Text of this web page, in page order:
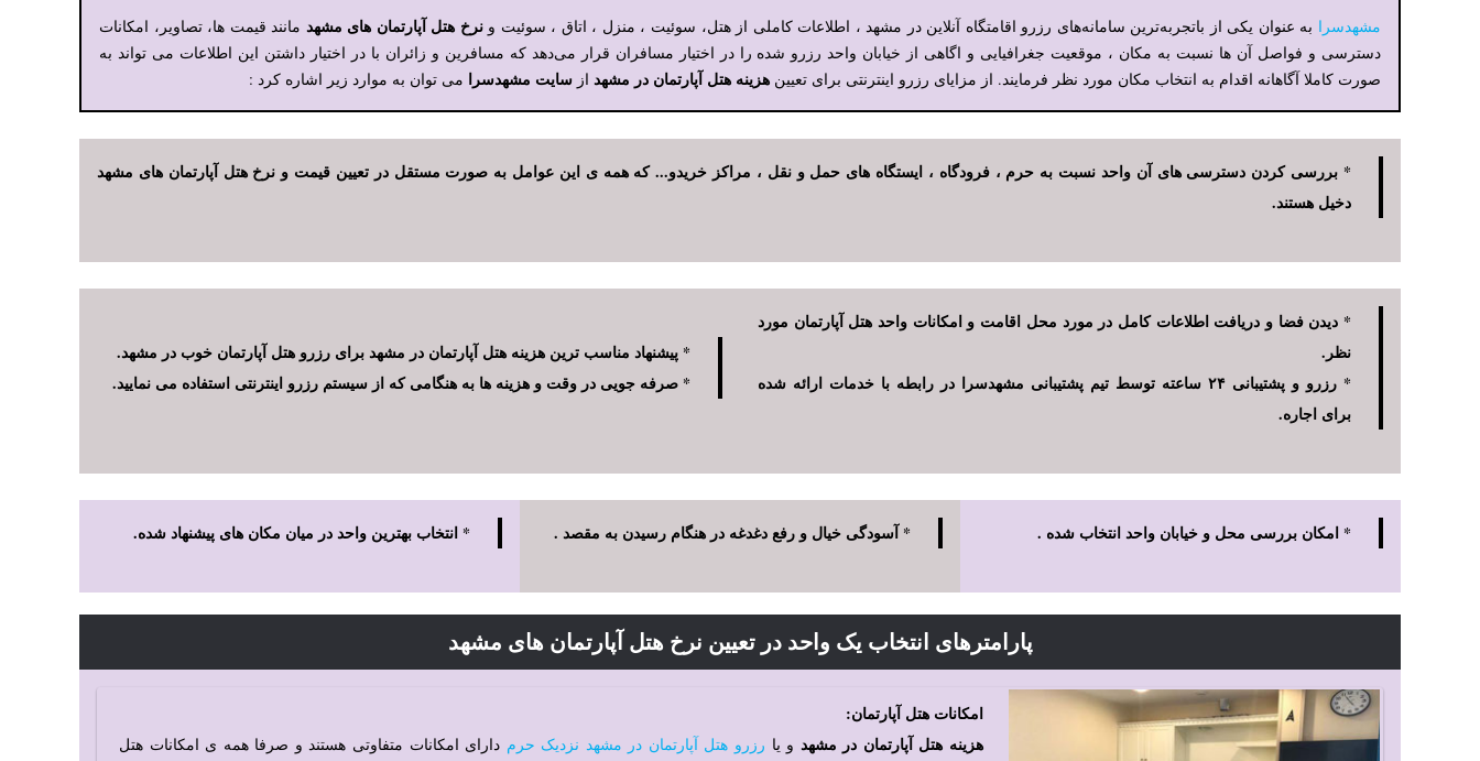
مشهدسرا به عنوان یکی از باتجربه‌ترین سامانه‌های رزرو اقامتگاه آنلاین در مشهد ، اطلاعات کاملی از هتل، سوئیت ، منزل ، اتاق ، سوئیت ونرخ هتل آپارتمان های مشهد مانند قیمت ها، تصاویر، امکانات
دسترسی و فواصل آن ها نسبت به مکان ، موقعیت جغرافیایی و اگاهی از خیابان واحد رزرو شده را در اختیار مسافران قرار می‌دهد که مسافرین و زائران با در اختیار داشتن این اطلاعات می تواند به
صورت کاملا آگاهانه اقدام به انتخاب مکان مورد نظر فرمایند. از مزایای رزرو اینترنتی برای تعیین هزینه هتل آپارتمان در مشهد از سایت مشهدسرا می توان به موارد زیر اشاره کرد :
* بررسی کردن دسترسی های آن واحد نسبت به حرم ، فرودگاه ، ایستگاه های حمل و نقل ، مراکز خریدو... که همه ی این عوامل به صورت مستقل در تعیین قیمت و نرخ هتل آپارتمان های مشهد
دخیل هستند.
* دیدن فضا و دریافت اطلاعات کامل در مورد محل اقامت و امکانات واحد هتل آپارتمان مورد
نظر.
* رزرو و پشتیبانی ۲۴ ساعته توسط تیم پشتیبانی مشهدسرا در رابطه با خدمات ارائه شده
برای اجاره.
* پیشنهاد مناسب ترین هزینه هتل آپارتمان در مشهد برای رزرو هتل آپارتمان خوب در مشهد.
* صرفه جویی در وقت و هزینه ها به هنگامی که از سیستم رزرو اینترنتی استفاده می نمایید.
* امکان بررسی محل و خیابان واحد انتخاب شده . * آسودگی خیال و رفع دغدغه در هنگام رسیدن به مقصد . * انتخاب بهترین واحد در میان مکان های پیشنهاد شده.
پارامترهای انتخاب یک واحد در تعیین نرخ هتل آپارتمان های مشهد
امکانات هتل آپارتمان:
هزینه هتل آپارتمان در مشهد و یا رزرو هتل آپارتمان در مشهد نزدیک حرم دارای امکانات متفاوتی هستند و صرفا همه ی امکانات هتل